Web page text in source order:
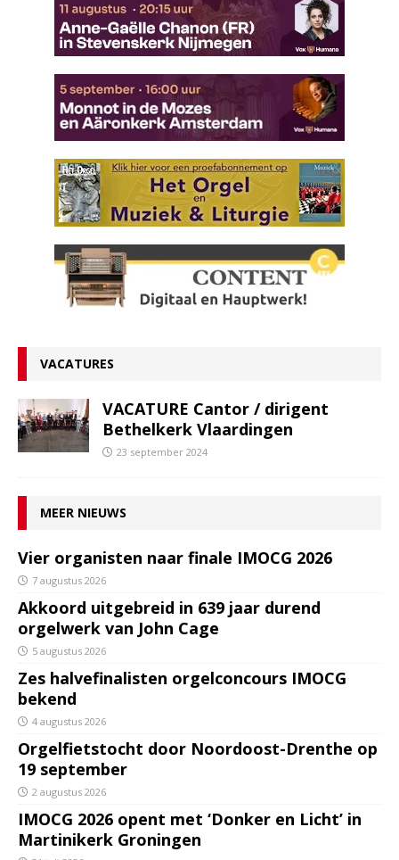
VACATURES
VACATURE Cantor / dirigent
Bethelkerk Vlaardingen
23 september 2024
MEER NIEUWS
Vier organisten naar finale IMOCG 2026
7 augustus 2026
Akkoord uitgebreid in 639 jaar durend
orgelwerk van John Cage
5 augustus 2026
Zes halvefinalisten orgelconcours IMOCG
bekend
4 augustus 2026
Orgelfietstocht door Noordoost-Drenthe op
19 september
2 augustus 2026
IMOCG 2026 opent met ‘Donker en Licht’ in
Martinikerk Groningen